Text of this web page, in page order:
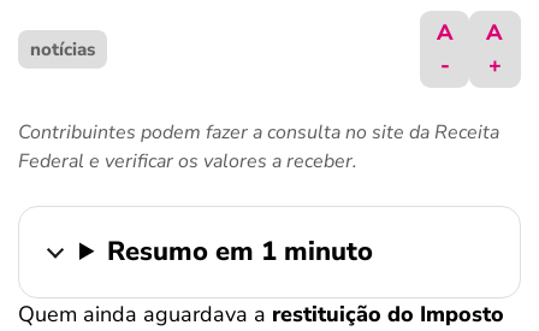
crédito fácil
ferramentas
notícias
A
-
A
+
Contribuintes podem fazer a consulta no site da Receita
Federal e verificar os valores a receber.
Resumo em 1 minuto
Quem ainda aguardava a restituição do Imposto